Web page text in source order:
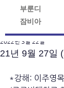
21년 9월 27일
2022년 3월 22일
*강해: 이주영
부룬디
잠비아